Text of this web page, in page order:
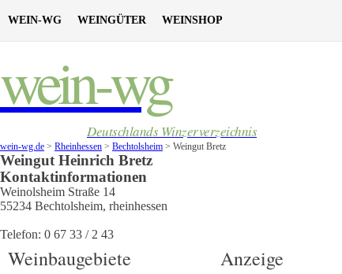
WEIN-WG WEINGÜTER WEINSHOP
wein-wg
Deutschlands Winzerverzeichnis
wein-wg.de > Rheinhessen > Bechtolsheim > Weingut Bretz
Weingut Heinrich Bretz
Kontaktinformationen
Weinolsheim Straße 14
55234 Bechtolsheim, rheinhessen
Telefon: 0 67 33 / 2 43
Weinbaugebiete Anzeige